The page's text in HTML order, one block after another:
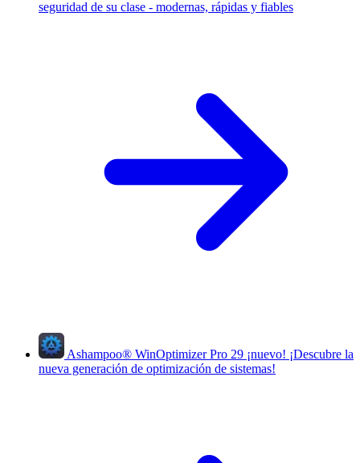
seguridad de su clase - modernas, rápidas y fiables
Ashampoo® WinOptimizer Pro 29 ¡nuevo! ¡Descubre la
nueva generación de optimización de sistemas!